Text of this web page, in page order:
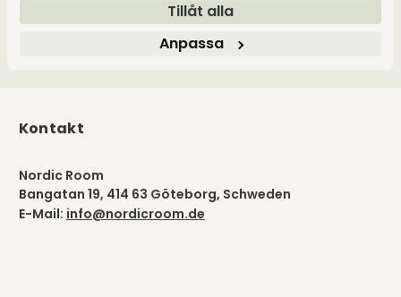
Tillåt alla
Anpassa
Kontakt
Nordic Room
Bangatan 19, 414 63 Göteborg, Schweden
E-Mail: info@nordicroom.de